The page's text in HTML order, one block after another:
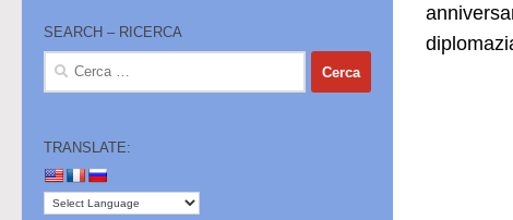
SEARCH – RICERCA
Ricerca
TRANSLATE: